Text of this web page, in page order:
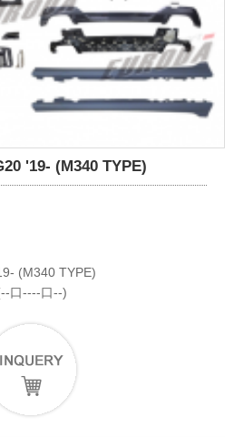
'19- (M340 TYPE)
(M340 TYPE)
口----口--)